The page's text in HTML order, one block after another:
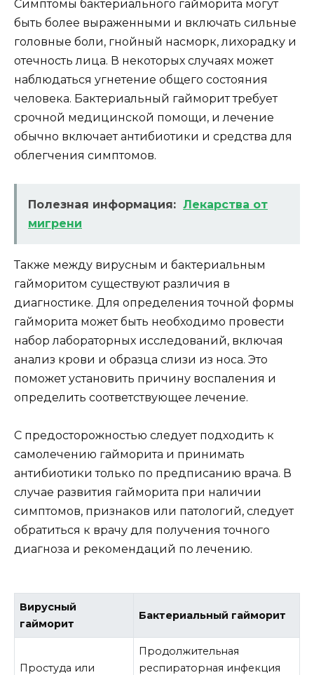
Симптомы бактериального гайморита могут
быть более выраженными и включать сильные
головные боли, гнойный насморк, лихорадку и
отечность лица. В некоторых случаях может
наблюдаться угнетение общего состояния
человека. Бактериальный гайморит требует
срочной медицинской помощи, и лечение
обычно включает антибиотики и средства для
облегчения симптомов.
Полезная информация: Лекарства от
мигрени
Также между вирусным и бактериальным
гайморитом существуют различия в
диагностике. Для определения точной формы
гайморита может быть необходимо провести
набор лабораторных исследований, включая
анализ крови и образца слизи из носа. Это
поможет установить причину воспаления и
определить соответствующее лечение.
С предосторожностью следует подходить к
самолечению гайморита и принимать
антибиотики только по предписанию врача. В
случае развития гайморита при наличии
симптомов, признаков или патологий, следует
обратиться к врачу для получения точного
диагноза и рекомендаций по лечению.
Вирусный
гайморит
Бактериальный гайморит
Простуда или
Продолжительная
респираторная инфекция